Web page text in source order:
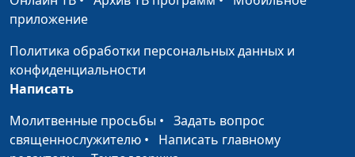
часть)
Живой Христос (первая
часть)
Панков Александр,
Евангельской вести
священнослужитель
приложение
Политика обработки персональных данных и
конфиденциальности
Написать
Молитвенные просьбы • Задать вопрос
священнослужителю • Написать главному